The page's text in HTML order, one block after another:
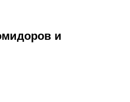
и